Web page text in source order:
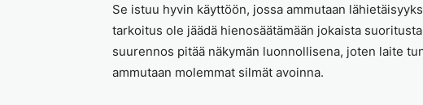
Se istuu hyvin käyttöön, jossa ammutaan
tarkoitus ole jäädä hienosäätämään jokaista
suurennos pitää näkymän luonnollisena, joten laite
ammutaan molemmat silmät avoinna.